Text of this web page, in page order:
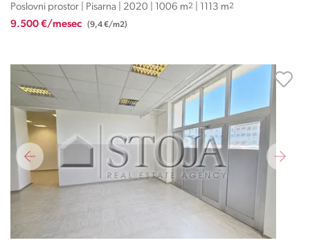
Poslovni prostor | Pisarna | 2020 | 1006 m2 | 1113 m2
9.500 €/mesec (9,4 €/m2)